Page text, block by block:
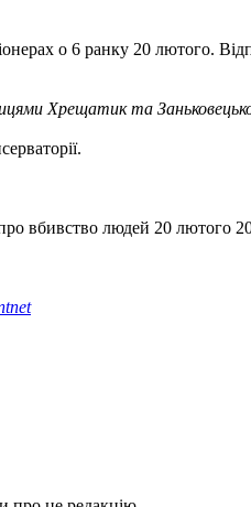
о 6 ранку 20 лютого.
Хрещатик та
про вбивство людей 20 лютого